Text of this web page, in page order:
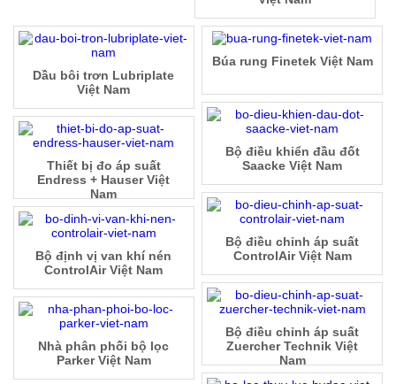
Búa rung Finetek Việt Nam
Dầu bôi trơn Lubriplate
Việt Nam
Bộ điều khiển đầu đốt
Saacke Việt Nam
Thiết bị đo áp suất
Endress + Hauser Việt
Nam
Bộ điều chỉnh áp suất
ControlAir Việt Nam
Bộ định vị van khí nén
ControlAir Việt Nam
Bộ điều chỉnh áp suất
Zuercher Technik Việt
Nam
Nhà phân phối bộ lọc
Parker Việt Nam